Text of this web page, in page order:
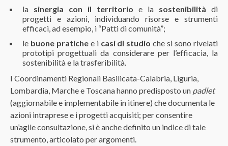
la sinergia con il territorio e la sostenibilità di
progetti e azioni, individuando risorse e strumenti
efficaci, ad esempio, i “Patti di comunità”;
le buone pratichee i casi di studio che si sono rivelati
prototipi progettuali da considerare per l’efficacia, la
sostenibilità e la trasferibilità.
I Coordinamenti Regionali Basilicata-Calabria, Liguria,
Lombardia, Marche e Toscana hanno predisposto un padlet
(aggiornabile e implementabile in itinere) che documenta le
azioni intraprese e i progetti acquisiti; per consentire
un’agile consultazione, si è anche definito un indice di tale
strumento, articolato per argomenti.